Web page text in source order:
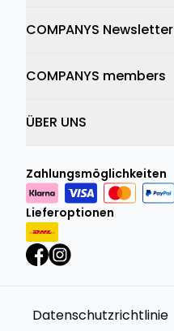
COMPANYS Newsletter
COMPANYS members
ÜBER UNS
Zahlungsmöglichkeiten
Lieferoptionen
Datenschutzrichtlinie